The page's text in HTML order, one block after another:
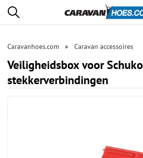
Caravanhoes.com Caravan accessoires
Veiligheidsbox voor Schuko
stekkerverbindingen